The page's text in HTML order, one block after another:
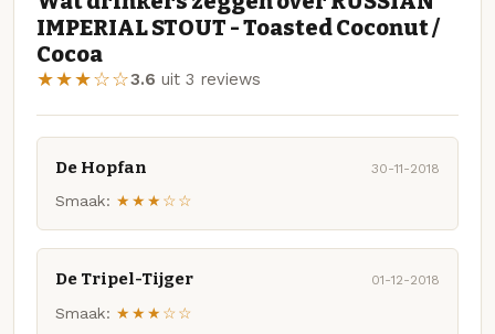
IMPERIAL STOUT - Toasted Coconut /
Cocoa
★★★☆☆3.6 uit 3 reviews
De Hopfan 30-11-2018
Smaak: ★★★☆☆
De Tripel-Tijger 01-12-2018
Smaak: ★★★☆☆